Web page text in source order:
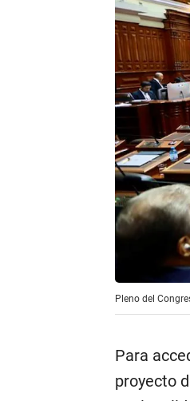
Pleno del
Para
proyecto